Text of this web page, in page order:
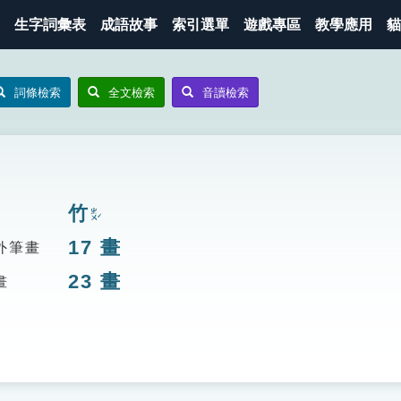
生字詞彙表 成語故事 索引選單 遊戲專區 教學應用
詞條檢索 全文檢索 音讀檢索
竹ㄓㄨˊ
筆畫 17 畫
23 畫